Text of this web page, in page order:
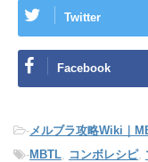
Twitter
Facebook
- メルブラ攻略Wiki｜
-MBTL コンボレシピ,